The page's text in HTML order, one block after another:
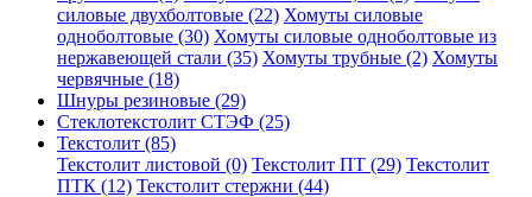
силовые двухболтовые (22) Хомуты силовые
одноболтовые (30) Хомуты силовые одноболтовые из
нержавеющей стали (35) Хомуты трубные (2) Хомуты
червячные (18)
Шнуры резиновые (29)
Стеклотекстолит СТЭФ (25)
Текстолит (85)
Текстолит листовой (0) Текстолит ПТ (29) Текстолит
ПТК (12) Текстолит стержни (44)